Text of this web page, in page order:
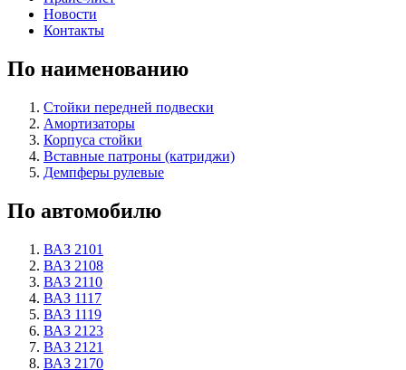
Новости
Контакты
По наименованию
Стойки передней подвески
Амортизаторы
Корпуса стойки
Вставные патроны (катриджи)
Демпферы рулевые
По автомобилю
ВАЗ 2101
ВАЗ 2108
ВАЗ 2110
ВАЗ 1117
ВАЗ 1119
ВАЗ 2123
ВАЗ 2121
ВАЗ 2170